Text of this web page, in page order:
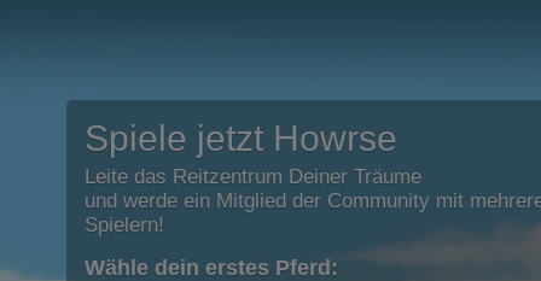
Spiele jetzt Howrse
Leite das Reitzentrum Deiner Träume
und werde ein Mitglied der Community mit
Spielern!
Wähle dein erstes Pferd: